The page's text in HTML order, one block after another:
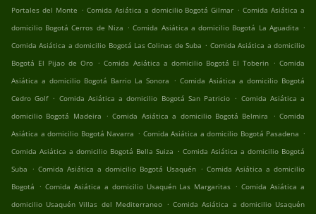
Portales del Monte . Comida Asiática a domicilio Bogotá Gilmar . Comida Asiática a
domicilio Bogotá Cerros de Niza . Comida Asiática a domicilio Bogotá La Aguadita .
Comida Asiática a domicilio Bogotá Las Colinas de Suba . Comida Asiática a domicilio
Bogotá El Pijao de Oro . Comida Asiática a domicilio Bogotá El Toberin . Comida
Asiática a domicilio Bogotá Barrio La Sonora . Comida Asiática a domicilio Bogotá
Cedro Golf . Comida Asiática a domicilio Bogotá San Patricio . Comida Asiática a
domicilio Bogotá Madeira . Comida Asiática a domicilio Bogotá Belmira . Comida
Asiática a domicilio Bogotá Navarra . Comida Asiática a domicilio Bogotá Pasadena .
Comida Asiática a domicilio Bogotá Bella Suiza . Comida Asiática a domicilio Bogotá
Suba . Comida Asiática a domicilio Bogotá Usaquén . Comida Asiática a domicilio
Bogotá . Comida Asiática a domicilio Usaquén Las Margaritas . Comida Asiática a
domicilio Usaquén Villas del Mediterraneo . Comida Asiática a domicilio Usaquén